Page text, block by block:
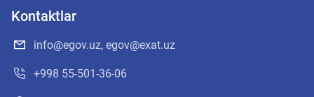
Kontaktlar
info@egov.uz, egov@exat.uz
+998 55-501-36-06